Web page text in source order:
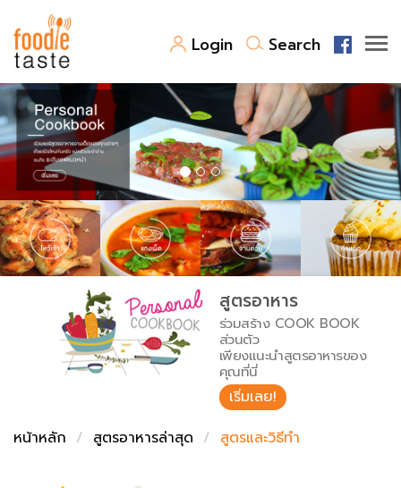
Login Search
สูตรอาหาร
สูตรอาหารล่าสุด
Top Foodie
พาไปชิม
สารพันก้นครัว
เคล็ดลับน่ารู้
เปรียบเทียบหน่วยการตวง
เปรียบเทียบอุณหภูมิ
เปรียบเทียบน้ำหนักวัตถุดิบ
FoodPedia
สร้าง Cookbook
สูตรอาหาร
ร่วมสร้าง COOK BOOK
ส่วนตัว
เพียงแนะนำสูตรอาหารของ
คุณที่นี่
เริ่มเลย!
หน้าหลัก
สูตรอาหารล่าสุด สูตรและวิธีทำ